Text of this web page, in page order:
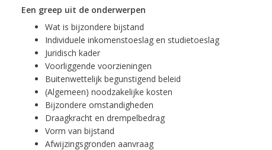
Een greep uit de onderwerpen
Wat is bijzondere bijstand
Individuele inkomenstoeslag en studietoeslag
Juridisch kader
Voorliggende voorzieningen
Buitenwettelijk begunstigend beleid
(Algemeen) noodzakelijke kosten
Bijzondere omstandigheden
Draagkracht en drempelbedrag
Vorm van bijstand
Afwijzingsgronden aanvraag